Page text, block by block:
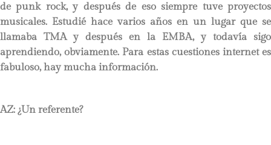
de punk rock, y después de eso siempre tuve proyectos
musicales. Estudié hace varios años en un lugar que se
llamaba TMA y después en la EMBA, y todavía sigo
aprendiendo, obviamente. Para estas cuestiones internet es
fabuloso, hay mucha información.
AZ: ¿Un referente?